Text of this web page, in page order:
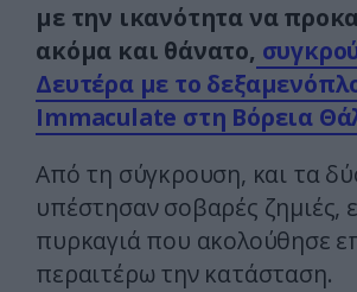
με την ικανότητα να
ακόμα και θάνατο,
Δευτέρα με το
Immaculate στη Βόρεια
Από τη σύγκρουση, και τα
υπέστησαν σοβαρές ζημιές,
πυρκαγιά που ακολούθησε
περαιτέρω την κατάσταση.